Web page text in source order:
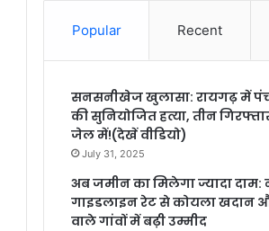
Popular Recent
सनसनीखेज खुलासा: रायगढ़ में
की सुनियोजित हत्या, तीन
जेल में!(देखें वीडियो)
July 31, 2025
अब जमीन का मिलेगा ज्यादा दाम:
गाइडलाइन रेट से कोयला खदान
वाले गांवों में बढ़ी उम्मीद